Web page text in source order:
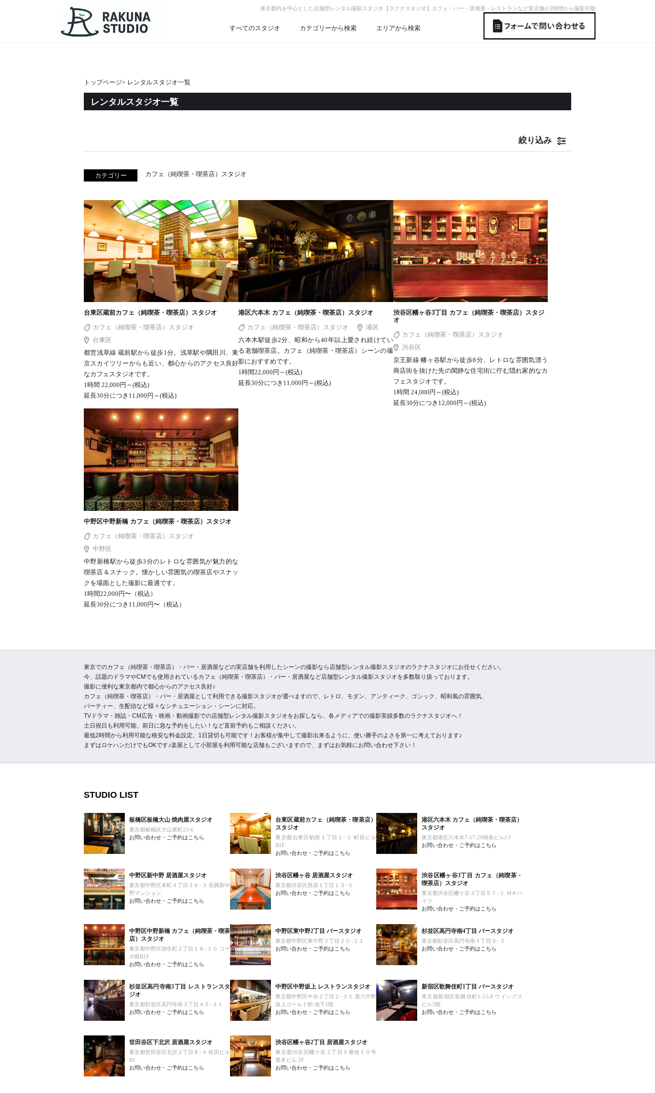
東京都内を中心とした店舗型レンタル撮影スタジオ【ラクナスタジオ】カフェ・バー・居酒屋・レストランなど実店舗が2時間から撮影可能
すべてのスタジオ カテゴリーから検索 エリアから検索
トップページ> レンタルスタジオ一覧
レンタルスタジオ一覧
絞り込み
カテゴリー カフェ（純喫茶・喫茶店）スタジオ
台東区蔵前カフェ（純喫茶・喫茶店）スタジオ
カフェ（純喫茶・喫茶店）スタジオ
台東区
都営浅草線 蔵前駅から徒歩1分。浅草駅や隅田川、東
京スカイツリーからも近い、都心からのアクセス良好
なカフェスタジオです。
1時間 22,000円～(税込)
延長30分につき11,000円～(税込)
港区六本木 カフェ（純喫茶・喫茶店）スタジオ
カフェ（純喫茶・喫茶店）スタジオ
港区
六本木駅徒歩2分、昭和から40年以上愛され続けてい
る老舗喫茶店。カフェ（純喫茶・喫茶店）シーンの撮
影におすすめです。
1時間22,000円～(税込)
延長30分につき11,000円～(税込)
渋谷区幡ヶ谷3丁目 カフェ（純喫茶・喫茶店）スタジ
オ
カフェ（純喫茶・喫茶店）スタジオ
渋谷区
京王新線 幡ヶ谷駅から徒歩8分、レトロな雰囲気漂う
商店街を抜けた先の閑静な住宅街に佇む隠れ家的なカ
フェスタジオです。
1時間 24,000円～(税込)
延長30分につき12,000円～(税込)
中野区中野新橋 カフェ（純喫茶・喫茶店）スタジオ
カフェ（純喫茶・喫茶店）スタジオ
中野区
中野新橋駅から徒歩3分のレトロな雰囲気が魅力的な
喫茶店＆スナック。懐かしい雰囲気の喫茶店やスナッ
クを場面とした撮影に最適です。
1時間22,000円〜（税込）
延長30分につき11,000円〜（税込）
東京でのカフェ（純喫茶・喫茶店）・バー・居酒屋などの実店舗を利用したシーンの撮影なら店舗型レンタル撮影スタジオのラクナスタジオにお任せください。
今、話題のドラマやCMでも使用されているカフェ（純喫茶・喫茶店）・バー・居酒屋など店舗型レンタル撮影スタジオを多数取り扱っております。
撮影に便利な東京都内で都心からのアクセス良好♪
カフェ（純喫茶・喫茶店）・バー・居酒屋として利用できる撮影スタジオが選べますので、レトロ、モダン、アンティーク、ゴシック、昭和風の雰囲気、
パーティー、生配信など様々なシチュエーション・シーンに対応。
TVドラマ・雑誌・CM広告・映画・動画撮影での店舗型レンタル撮影スタジオをお探しなら、各メディアでの撮影実績多数のラクナスタジオへ！
土日祝日も利用可能、前日に急な予約をしたい！など直前予約もご相談ください。
最低2時間から利用可能な格安な料金設定。1日貸切も可能です！お客様が集中して撮影出来るように、使い勝手のよさを第一に考えております♪
まずはロケハンだけでもOKです♪楽屋として小部屋を利用可能な店舗もございますので、まずはお気軽にお問い合わせ下さい！
STUDIO LIST
板橋区板橋大山 焼肉屋スタジオ
東京都板橋区大山東町23-6
お問い合わせ・ご予約はこちら
台東区蔵前カフェ（純喫茶・喫茶店）
スタジオ
東京都台東区駒形１丁目１−１ 町田ビル
B1F
お問い合わせ・ご予約はこちら
港区六本木 カフェ（純喫茶・喫茶店）
スタジオ
東京都港区六本木7-17-20明泉ビル2Ｆ
お問い合わせ・ご予約はこちら
中野区新中野 居酒屋スタジオ
東京都中野区本町４丁目３６−３ 長興新中
野マンション
お問い合わせ・ご予約はこちら
渋谷区幡ヶ谷 居酒屋スタジオ
東京都渋谷区西原１丁目１３−５
お問い合わせ・ご予約はこちら
渋谷区幡ヶ谷3丁目 カフェ（純喫茶・
喫茶店）スタジオ
東京都渋谷区幡ケ谷３丁目５７−１ ＭＫハ
イツ
お問い合わせ・ご予約はこちら
中野区中野新橋 カフェ（純喫茶・喫茶
店）スタジオ
東京都中野区弥生町２丁目１８−１０ コー
ポ梶B1F
お問い合わせ・ご予約はこちら
中野区東中野2丁目 バースタジオ
東京都中野区東中野２丁目２０−１１
お問い合わせ・ご予約はこちら
杉並区高円寺南4丁目 バースタジオ
東京都杉並区高円寺南４丁目９−３
お問い合わせ・ご予約はこちら
杉並区高円寺南3丁目 レストランスタ
ジオ
東京都杉並区高円寺南３丁目４５−１１
お問い合わせ・ご予約はこちら
中野区中野坂上 レストランスタジオ
東京都中野区中央２丁目２−３５ 第六中野
坂上ゴールド館 地下1階
お問い合わせ・ご予約はこちら
新宿区歌舞伎町1丁目 バースタジオ
東京都新宿区歌舞伎町1-15-8 ウイングス
ビル3階
お問い合わせ・ご予約はこちら
世田谷区下北沢 居酒屋スタジオ
東京都世田谷区北沢２丁目８−４ 松田ビル
B1
お問い合わせ・ご予約はこちら
渋谷区幡ヶ谷2丁目 居酒屋スタジオ
東京都渋谷区幡ケ谷２丁目９番地１９号
青木ビル 2F
お問い合わせ・ご予約はこちら